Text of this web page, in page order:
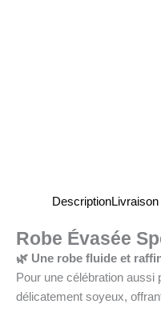
Description
Robe Évasée
🌿 Une robe fluide et
Pour une célébration aussi
délicatement soyeux,